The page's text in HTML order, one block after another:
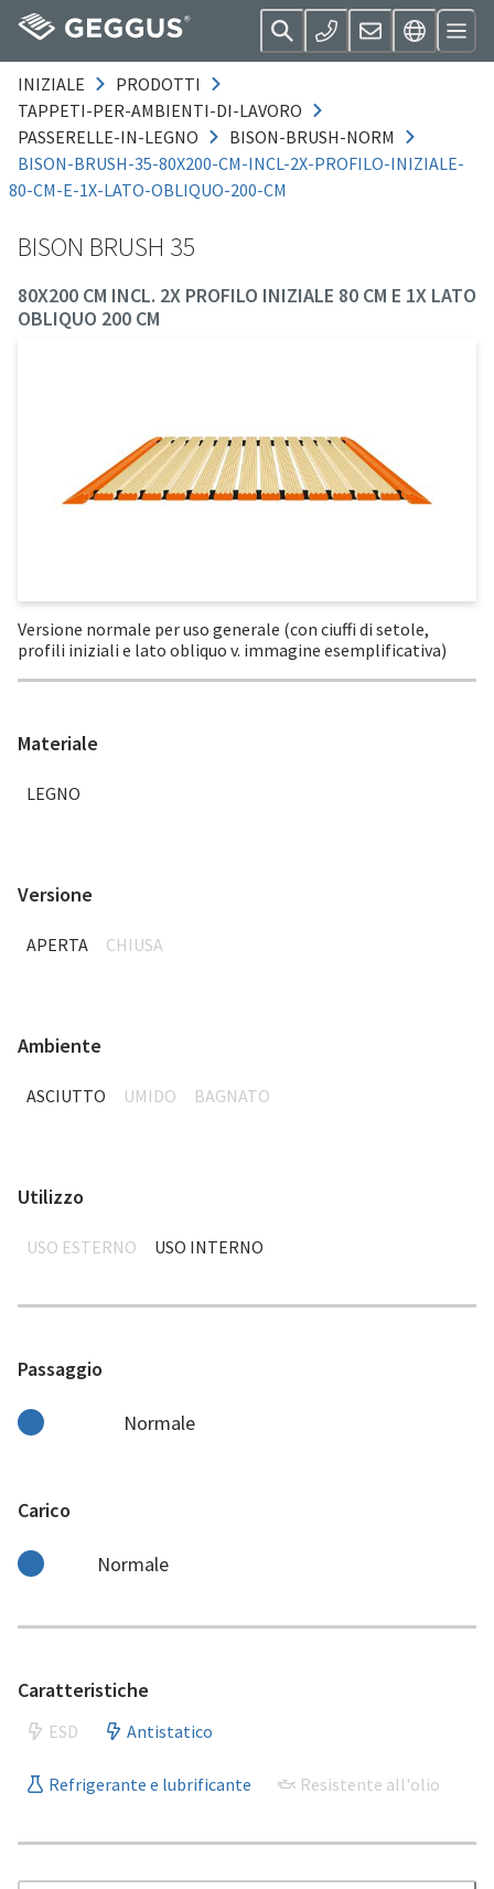
INIZIALE
PRODOTTI
TAPPETI-PER-AMBIENTI-DI-LAVORO
PASSERELLE-IN-LEGNO
BISON-BRUSH-NORM
BISON-BRUSH-35-80X200-CM-INCL-2X-PROFILO-INIZIALE-
80-CM-E-1X-LATO-OBLIQUO-200-CM
BISON BRUSH 35
80X200 CM INCL. 2X PROFILO INIZIALE 80 CM E 1X LATO
OBLIQUO 200 CM
Versione normale per uso generale (con ciuffi di setole,
profili iniziali e lato obliquo v. immagine esemplificativa)
Materiale
LEGNO
Versione
APERTA CHIUSA
Ambiente
ASCIUTTO UMIDO BAGNATO
Utilizzo
USO ESTERNO USO INTERNO
Passaggio
Normale
Carico
Normale
Caratteristiche
ESD Antistatico
Refrigerante e lubrificante Resistente all'olio